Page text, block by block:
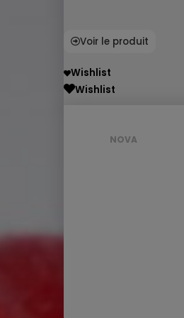
Voir le produit
Wishlist
Wishlist
NOVA